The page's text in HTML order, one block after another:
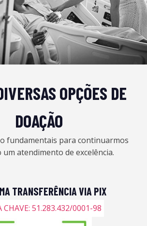
OPÇÕES DE
DOAÇÃO
fundamentais para continuarmos
atendimento de excelência.
TRANSFERÊNCIA VIA PIX
CHAVE: 51.283.432/0001-98